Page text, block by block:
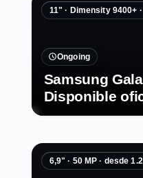
11" · Dimensity 9400+
Ongoing
Samsung
Disponible
6,9" · 50 MP · desde